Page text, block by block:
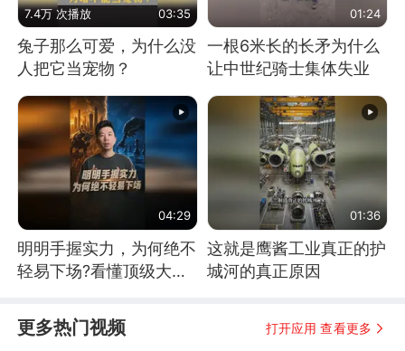
7.4万 次播放 03:35
兔子那么可爱，为什么没
人把它当宠物？
01:24
一根6米长的长矛为什么
让中世纪骑士集体失业
04:29
明明手握实力，为何绝不
轻易下场?看懂顶级大国
01:36
这就是鹰酱工业真正的护
城河的真正原因
更多热门视频 打开应用 查看更多